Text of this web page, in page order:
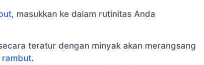
, masukkan ke dalam rutinitas Anda
teratur dengan minyak akan merangsang
rambut.